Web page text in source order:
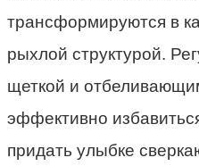
трансформируются в
рыхлой структурой.
щеткой и
эффективно
придать улыбке